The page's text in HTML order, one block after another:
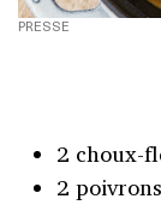
PRESSE
2 choux-
2